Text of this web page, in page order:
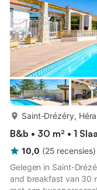
Saint-Drézéry,
B&b • 30 m² • 1
10,0 (25 recensies)
Gelegen in Saint-
and breakfast van 30